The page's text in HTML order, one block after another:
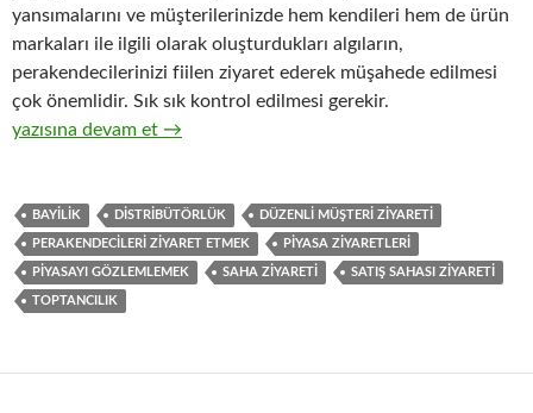
yansımalarını ve müşterilerinizde hem kendileri hem de ürün
markaları ile ilgili olarak oluşturdukları algıların,
perakendecilerinizi fiilen ziyaret ederek müşahede edilmesi
çok önemlidir. Sık sık kontrol edilmesi gerekir.
18-Hızlı tüketim ürünlerinin toptan ticaretinde
yazısına devam et →
BAYILIK DISTRIBÜTÖRLÜK DÜZENLI MÜŞTERI ZIYARETI
PERAKENDECILERI ZIYARET ETMEK PIYASA ZIYARETLERI
PIYASAYI GÖZLEMLEMEK SAHA ZIYARETI SATIŞ SAHASI ZIYARETI
TOPTANCILIK